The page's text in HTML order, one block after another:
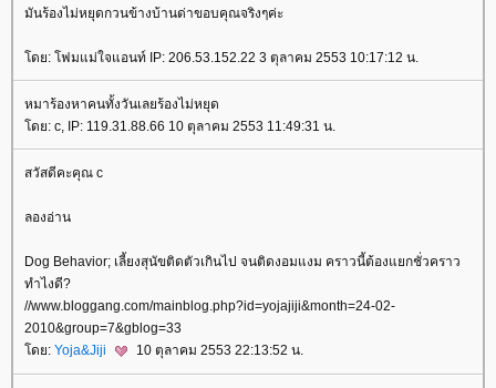
มันร้องไม่หยุดกวนข้างบ้านด่าขอบคุณจริงๆค่ะ
ดย: โฟมแม่ใจแอนท์ IP: 206.53.152.22 3 ตุลาคม 2553 10:17:12 น.
หมาร้องหาคนทั้งวันเลยร้องไม่หยุด
ดย: c, IP: 119.31.88.66 10 ตุลาคม 2553 11:49:31 น.
สวัสดีคะคุณ c
ลองอ่าน
Dog Behavior; เลี้ยงสุนัขติดตัวเกินไป จนติดงอมแงม คราวนี้ต้องแยกชั่วคราว
ทำไงดี?
//www.bloggang.com/mainblog.php?id=yojajiji&month=24-02-
2010&group=7&gblog=33
ดย: Yoja&Jiji 10 ตุลาคม 2553 22:13:52 น.